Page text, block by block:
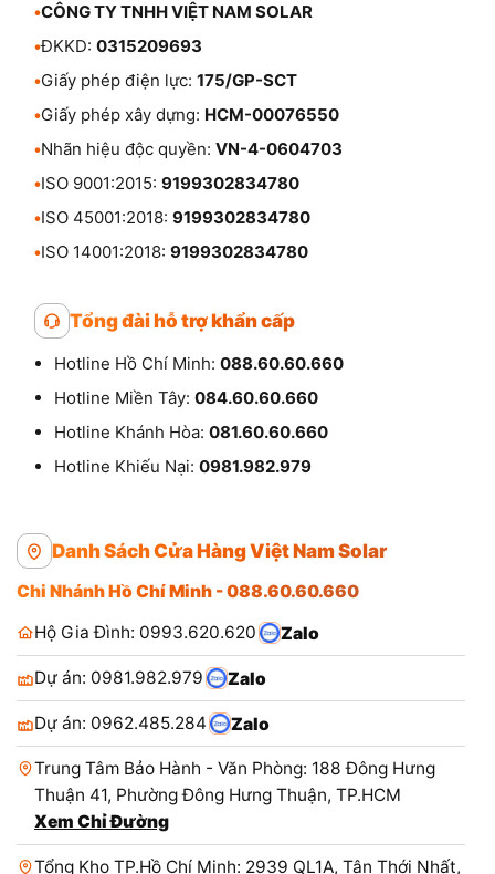
•CÔNG TY TNHH VIỆT NAM SOLAR
•ĐKKD: 0315209693
•Giấy phép điện lực: 175/GP-SCT
•Giấy phép xây dựng: HCM-00076550
•Nhãn hiệu độc quyền: VN-4-0604703
•ISO 9001:2015: 9199302834780
•ISO 45001:2018: 9199302834780
•ISO 14001:2018: 9199302834780
Tổng đài hỗ trợ khẩn cấp
Hotline Hồ Chí Minh: 088.60.60.660
Hotline Miền Tây: 084.60.60.660
Hotline Khánh Hòa: 081.60.60.660
Hotline Khiếu Nại: 0981.982.979
Danh Sách Cửa Hàng Việt Nam Solar
Chi Nhánh Hồ Chí Minh - 088.60.60.660
Hộ Gia Đình: 0993.620.620
Zalo
Dự án: 0981.982.979 Zalo
Dự án: 0962.485.284 Zalo
Trung Tâm Bảo Hành - Văn Phòng: 188 Đông Hưng
Thuận 41, Phường Đông Hưng Thuận, TP.HCM
Xem Chỉ Đường
Tổng Kho TP.Hồ Chí Minh: 2939 QL1A, Tân Thới Nhất,